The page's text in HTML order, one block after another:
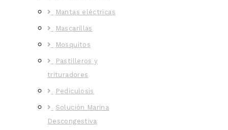
Mantas eléctricas
Mascarillas
Mosquitos
Pastilleros y
trituradores
Pediculosis
Solución Marina
Descongestiva